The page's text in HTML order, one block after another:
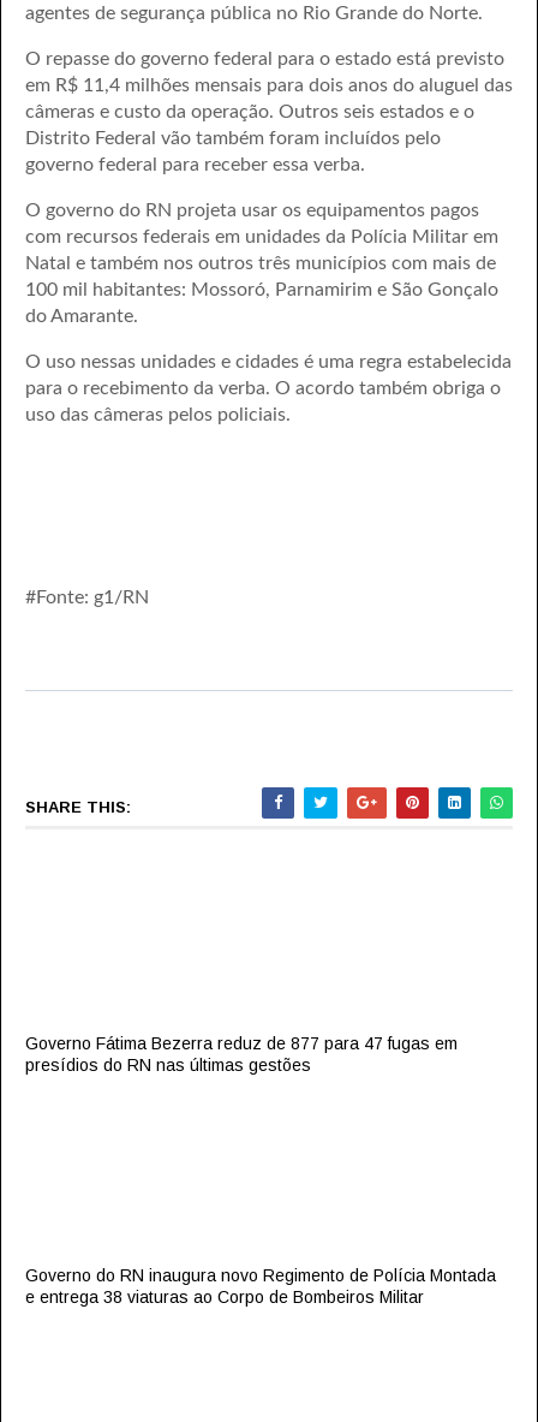
agentes de segurança pública no Rio Grande do Norte.
O repasse do governo federal para o estado está previsto
em R$ 11,4 milhões mensais para dois anos do aluguel das
câmeras e custo da operação. Outros seis estados e o
Distrito Federal vão também foram incluídos pelo
governo federal para receber essa verba.
O governo do RN projeta usar os equipamentos pagos
com recursos federais em unidades da Polícia Militar em
Natal e também nos outros três municípios com mais de
100 mil habitantes: Mossoró, Parnamirim e São Gonçalo
do Amarante.
O uso nessas unidades e cidades é uma regra estabelecida
para o recebimento da verba. O acordo também obriga o
uso das câmeras pelos policiais.
#Fonte: g1/RN
SHARE THIS:
Governo Fátima Bezerra reduz de 877 para 47 fugas em
presídios do RN nas últimas gestões
Governo do RN inaugura novo Regimento de Polícia Montada
e entrega 38 viaturas ao Corpo de Bombeiros Militar